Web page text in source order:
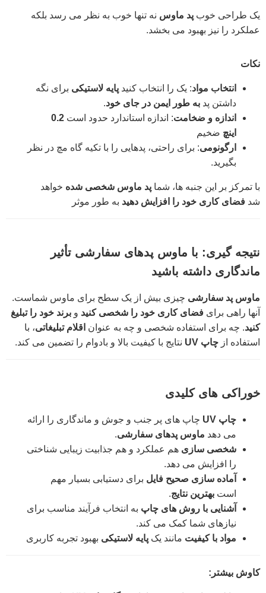
یک طراحی خوب پد ماوس نه تنها خوب به نظر می رسد بلکه
عملکرد را نیز بهبود می بخشد.
نکات
انتخاب مواد: یک را انتخاب کنید پایه لاستیکی برای نگه
داشتن پد به طور ایمن در جای خود.
اندازه و ضخامت: اندازه استاندارد حدود است 0.2
اینچ ضخیم
ارگونومی: برای راحتی، پدهایی را با تکیه گاه مچ در نظر
بگیرید.
با تمرکز بر این جنبه ها، شما پد ماوس شخصی شده خواهد
شد فضای کاری خود را افزایش دهید به طور موثر
نتیجه گیری: با ماوس پدهای سفارشی تأثیر
ماندگاری داشته باشید
ماوس پد سفارشی چیزی بیش از یک سطح برای ماوس شماست.
آنها راهی برای فضای کاری خود را شخصی کنید و برند خود را تبلیغ
کنید. چه برای استفاده شخصی و چه به عنوان اقلام تبلیغاتی، با
استفاده از چاپ UV نتایج با کیفیت بالا و بادوام را تضمین می کند.
خوراکی های کلیدی
چاپ UV
چاپ های پر جنب و جوش و ماندگاری را ارائه
می دهد ماوس پدهای سفارشی.
شخصی سازی هم عملکرد و هم جذابیت زیبایی شناختی
را افزایش می دهد.
آماده سازی صحیح فایل برای دستیابی بسیار مهم
است بهترین نتایج.
آشنایی با روش های چاپ به انتخاب فرآیند مناسب برای
نیازهای شما کمک می کند.
مواد با کیفیت مانند یک پایه لاستیکی بهبود تجربه کاربری
کاوش بیشتر: